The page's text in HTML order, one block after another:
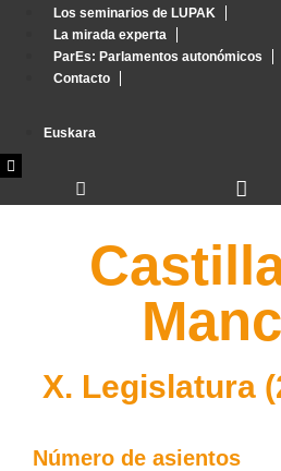
Los seminarios de LUPAK
La mirada experta
ParEs: Parlamentos autonómicos
Contacto
Menú conmutador hamburguesa
Euskara
Menú conmutador hamburguesa
X. Legislatura
Número de asientos